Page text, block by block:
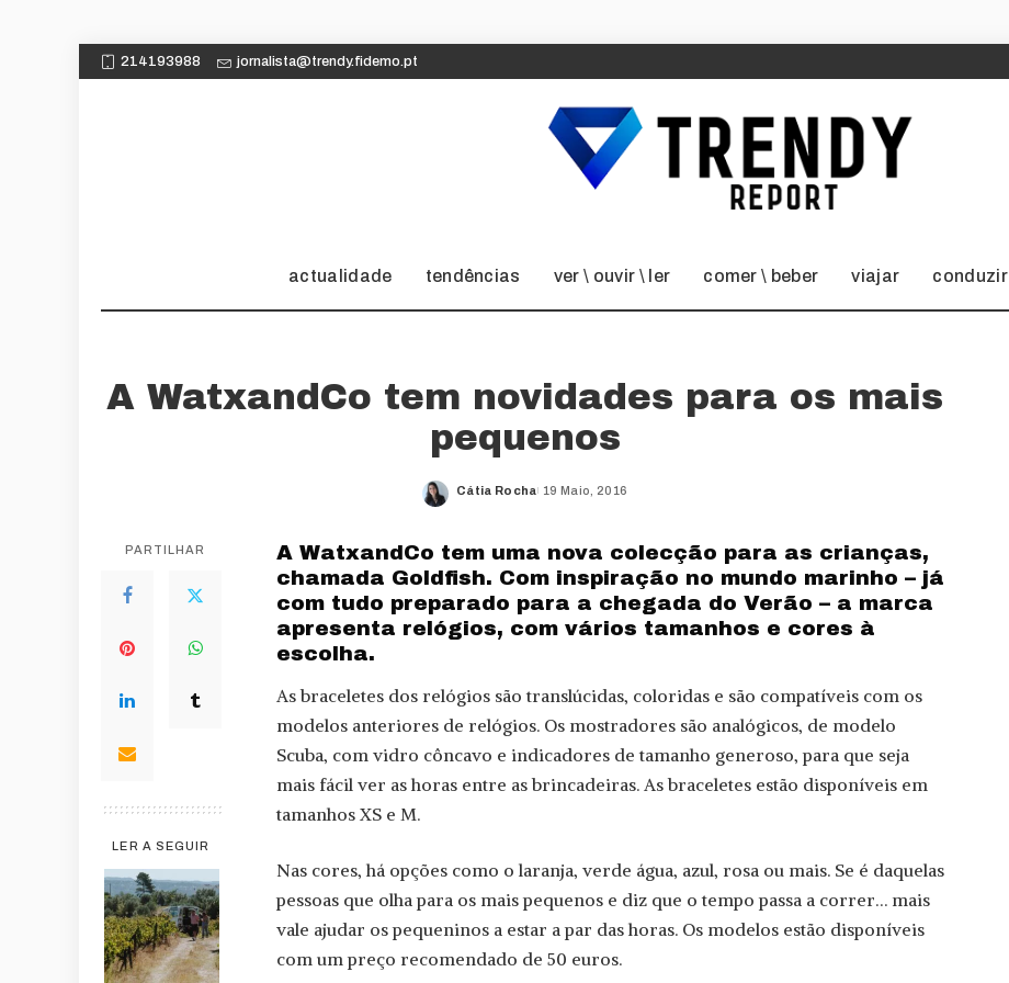
214193988 jornalista@trendy.fidemo.pt
actualidade tendências ver \ ouvir \ ler comer \ beber viajar conduzir
A WatxandCo tem novidades para os mais
pequenos
Posted
Cátia Rocha 19 Maio, 2016
PARTILHAR
LER A SEGUIR
A WatxandCo tem uma nova colecção para as crianças,
chamada Goldfish. Com inspiração no mundo marinho – já
com tudo preparado para a chegada do Verão – a marca
apresenta relógios, com vários tamanhos e cores à
escolha.
As braceletes dos relógios são translúcidas, coloridas e são compatíveis com os
modelos anteriores de relógios. Os mostradores são analógicos, de modelo
Scuba, com vidro côncavo e indicadores de tamanho generoso, para que seja
mais fácil ver as horas entre as brincadeiras. As braceletes estão disponíveis em
tamanhos XS e M.
Nas cores, há opções como o laranja, verde água, azul, rosa ou mais. Se é daquelas
pessoas que olha para os mais pequenos e diz que o tempo passa a correr… mais
vale ajudar os pequeninos a estar a par das horas. Os modelos estão disponíveis
com um preço recomendado de 50 euros.